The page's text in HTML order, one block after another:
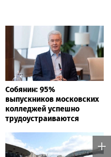
Собянин: 95%
выпускников московских
колледжей успешно
трудоустраиваются